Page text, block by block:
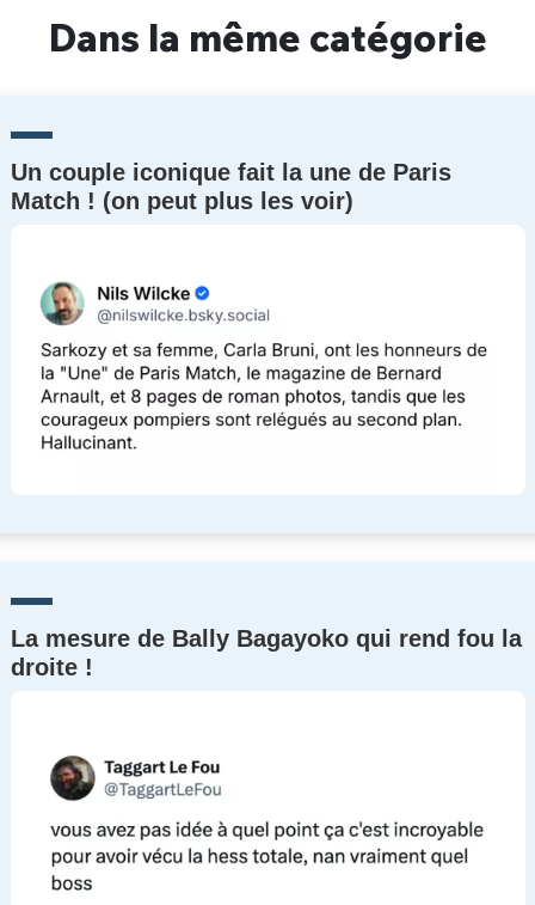
Dans la même catégorie
Un couple iconique fait la une de Paris
Match ! (on peut plus les voir)
La mesure de Bally Bagayoko qui rend fou la
droite !